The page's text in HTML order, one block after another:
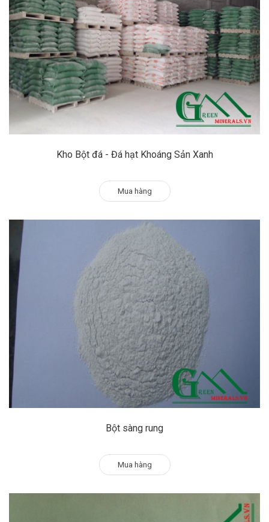
Kho Bột đá - Đá hạt Khoáng Sản Xanh
Mua hàng
Bột sàng rung
Mua hàng